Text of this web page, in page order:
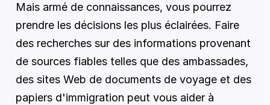
Mais armé de connaissances, vous pourrez
prendre les décisions les plus éclairées. Faire
des recherches sur des informations provenant
de sources fiables telles que des ambassades,
des sites Web de documents de voyage et des
papiers d'immigration peut vous aider à